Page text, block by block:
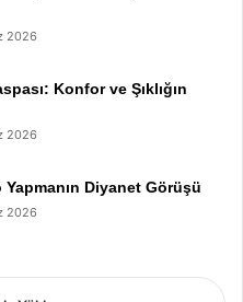
2026
Konfor ve Şıklığın
2026
Diyanet Görüşü
2026